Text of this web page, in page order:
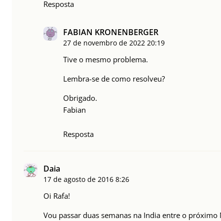
Resposta
FABIAN KRONENBERGER
27 de novembro de 2022 20:19
Tive o mesmo problema.
Lembra-se de como resolveu?
Obrigado.
Fabian
Resposta
Daia
17 de agosto de 2016 8:26
Oi Rafa!
Vou passar duas semanas na India entre o próximo